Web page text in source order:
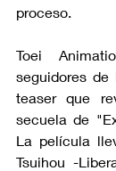
proceso.
Toei
seguidores
teaser que
secuela de
La película
Tsuihou -